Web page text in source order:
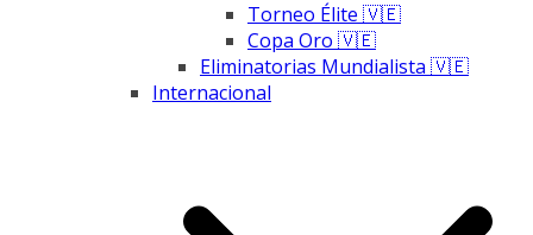
Torneo Élite 🇻🇪
Copa Oro 🇻🇪
Eliminatorias Mundialista 🇻🇪
Internacional